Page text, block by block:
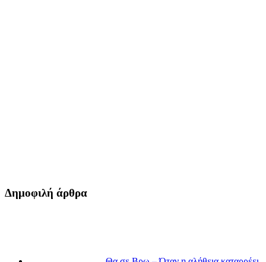
Δημοφιλή άρθρα